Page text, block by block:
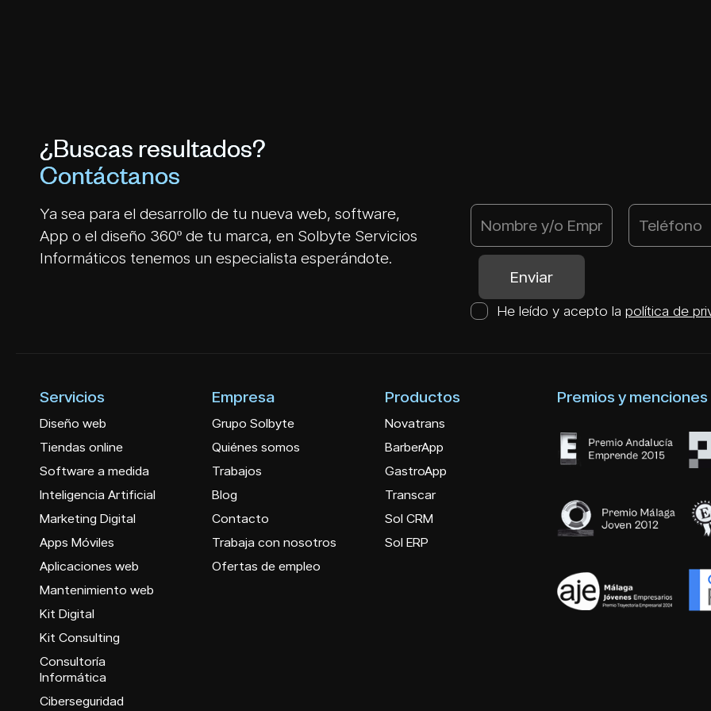
¿Buscas resultados?
Contáctanos
Ya sea para el desarrollo de tu nueva web, software,
App o el diseño 360º de tu marca, en Solbyte Servicios
Informáticos tenemos un especialista esperándote.
He leído y acepto lapolítica de
Servicios
Diseño web
Tiendas online
Software a medida
Inteligencia Artificial
Marketing Digital
Apps Móviles
Aplicaciones web
Mantenimiento web
Kit Digital
Kit Consulting
Consultoría
Informática
Ciberseguridad
Empresa
Grupo Solbyte
Quiénes somos
Trabajos
Blog
Contacto
Trabaja con nosotros
Ofertas de empleo
Productos
Novatrans
BarberApp
GastroApp
Transcar
Sol CRM
Sol ERP
Premios y menciones